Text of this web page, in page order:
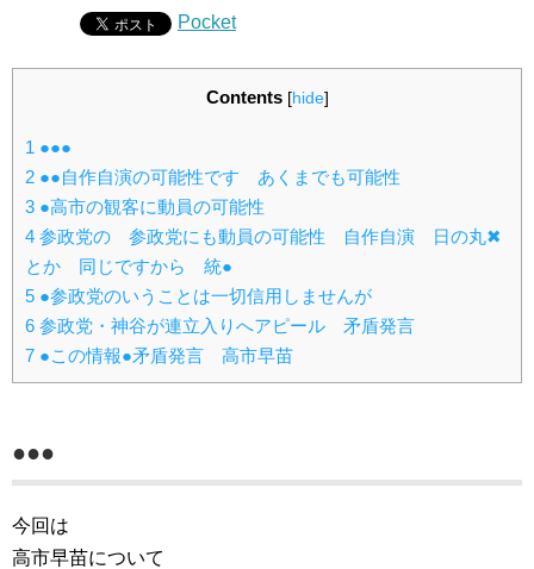
Pocket
Contents [hide]
1 ●●●
2 ●●自作自演の可能性です あくまでも可能性
3 ●高市の観客に動員の可能性
4 参政党の 参政党にも動員の可能性 自作自演 日の丸✖
とか 同じですから 統●
5 ●参政党のいうことは一切信用しませんが
6 参政党・神谷が連立入りへアピール 矛盾発言
7 ●この情報●矛盾発言 高市早苗
●●●
今回は
高市早苗について